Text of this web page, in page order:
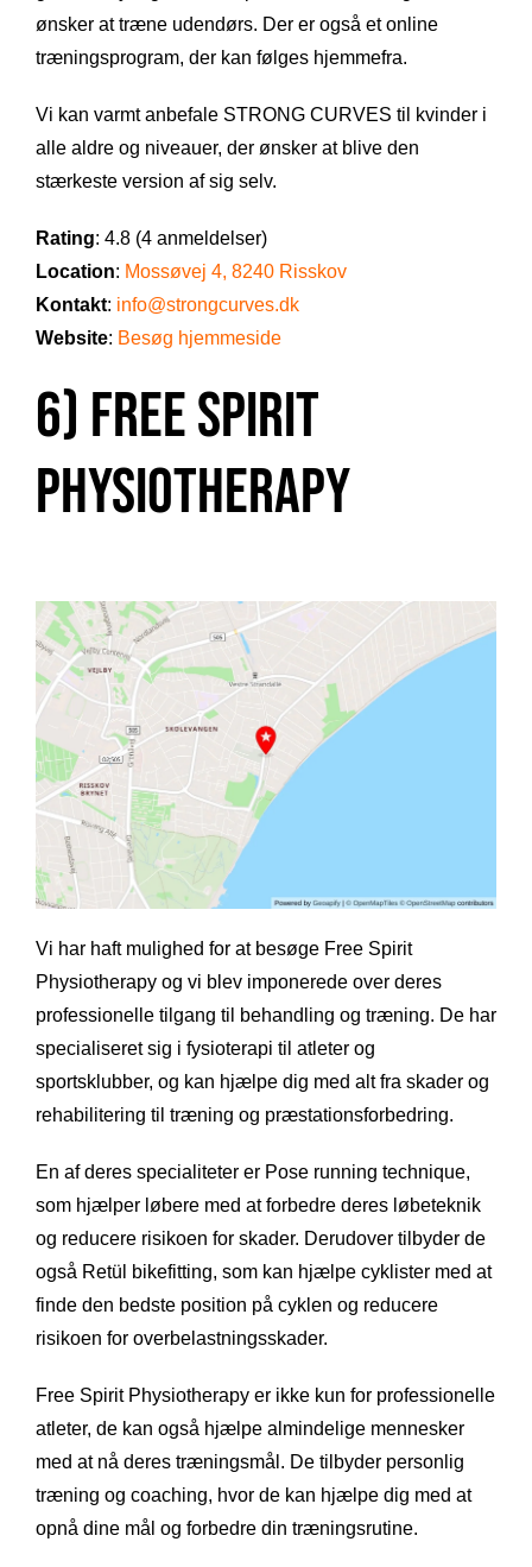
ønsker at træne udendørs. Der er også et online
træningsprogram, der kan følges hjemmefra.
Vi kan varmt anbefale STRONG CURVES til kvinder i
alle aldre og niveauer, der ønsker at blive den
stærkeste version af sig selv.
Rating: 4.8 (4 anmeldelser)
Location: Mossøvej 4, 8240 Risskov
Kontakt: info@strongcurves.dk
Website: Besøg hjemmeside
6) Free Spirit
Physiotherapy
Vi har haft mulighed for at besøge Free Spirit
Physiotherapy og vi blev imponerede over deres
professionelle tilgang til behandling og træning. De har
specialiseret sig i fysioterapi til atleter og
sportsklubber, og kan hjælpe dig med alt fra skader og
rehabilitering til træning og præstationsforbedring.
En af deres specialiteter er Pose running technique,
som hjælper løbere med at forbedre deres løbeteknik
og reducere risikoen for skader. Derudover tilbyder de
også Retül bikefitting, som kan hjælpe cyklister med at
finde den bedste position på cyklen og reducere
risikoen for overbelastningsskader.
Free Spirit Physiotherapy er ikke kun for professionelle
atleter, de kan også hjælpe almindelige mennesker
med at nå deres træningsmål. De tilbyder personlig
træning og coaching, hvor de kan hjælpe dig med at
opnå dine mål og forbedre din træningsrutine.